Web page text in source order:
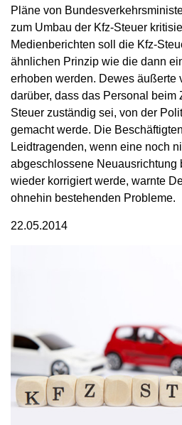
Pläne von
zum Umbau der Kfz-Steuer
Medienberichten soll die Kfz-
ähnlichen Prinzip wie die dann
erhoben werden. Dewes äußerte
darüber, dass das Personal beim
Steuer zuständig sei, von der
gemacht werde. Die
Leidtragenden, wenn eine noch
abgeschlossene Neuausrichtung
wieder korrigiert werde, warnte
ohnehin bestehenden Probleme.
22.05.2014